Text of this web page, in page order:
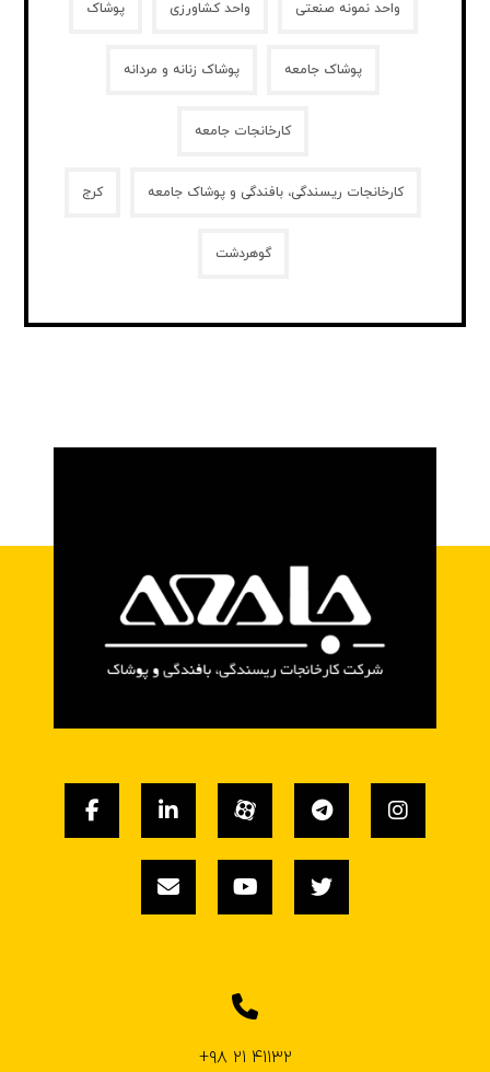
واحد نمونه صنعتی واحد کشاورزی پوشاک
پوشاک جامعه پوشاک زنانه و مردانه
کارخانجات جامعه
کارخانجات ریسندگی، بافندگی و پوشاک جامعه کرج
گوهردشت
۴۱۱۳۲ ۲۱ ۹۸+